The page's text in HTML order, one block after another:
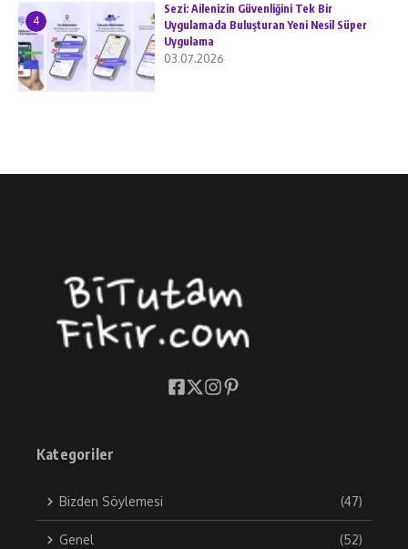
4
Sezi: Ailenizin Güvenliğini Tek Bir
Uygulamada Buluşturan Yeni Nesil Süper
Uygulama
03.07.2026
Kategoriler
Bizden Söylemesi (47)
Genel (52)